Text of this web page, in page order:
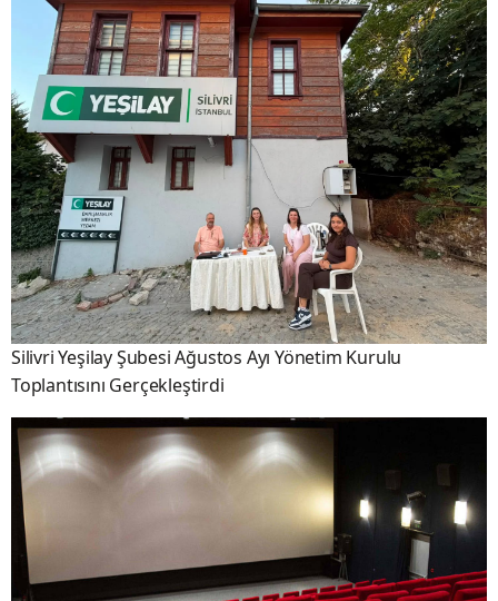
Silivri Yeşilay Şubesi Ağustos Ayı Yönetim Kurulu
Toplantısını Gerçekleştirdi